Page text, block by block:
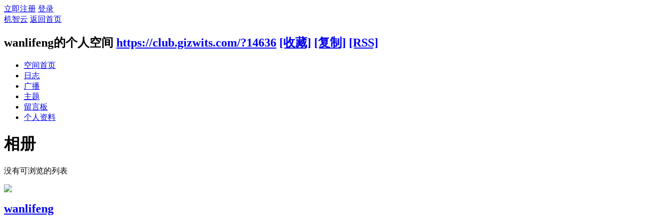
立即注册 登录
机智云 返回首页
wanlifeng的个人空间 https://club.gizwits.com/?14636 [收藏] [复制] [RSS]
空间首页
日志
广播
主题
留言板
个人资料
相册
没有可浏览的列表
wanlifeng